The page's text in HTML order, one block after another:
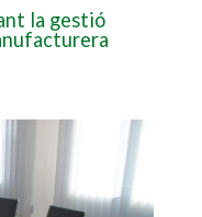
la gestió